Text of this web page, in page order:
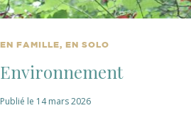
EN FAMILLE, EN SOLO
Environnement
Publié le 14 mars 2026